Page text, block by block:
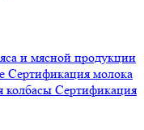
и мясной продукции
Сертификация молока
колбасы Сертификация